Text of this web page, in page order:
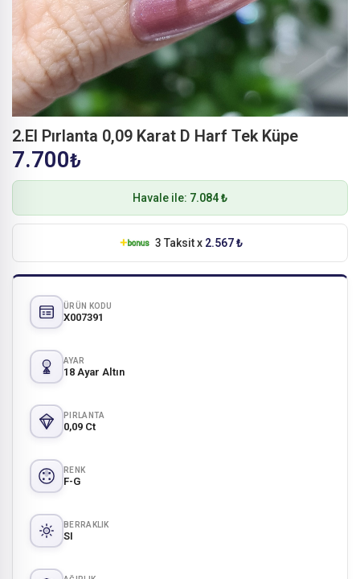
2.El Pırlanta 0,09 Karat D Harf Tek Küpe
7.700₺
Havale ile: 7.084 ₺
3 Taksit x 2.567 ₺
ÜRÜN KODU
X007391
AYAR
18 Ayar Altın
PIRLANTA
0,09 Ct
RENK
F-G
BERRAKLIK
SI